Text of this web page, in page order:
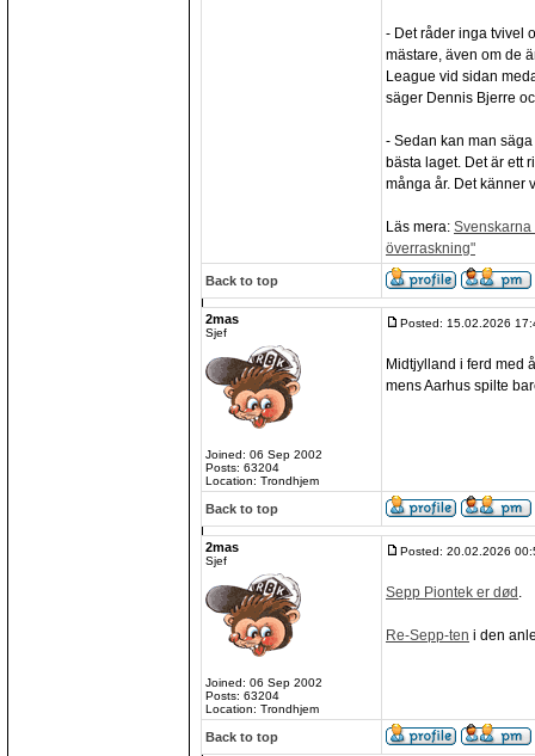
- Det råder inga tvivel
mästare, även om de
League vid sidan
säger Dennis Bjerre
- Sedan kan man
bästa laget. Det är ett
många år. Det känner
Läs mera: Svenskarna
överraskning"
Back to top
2mas
Sjef
Joined: 06 Sep 2002
Posts: 63204
Location: Trondhjem
Posted: 15.02.2026
Midtjylland i ferd med
mens Aarhus spilte
Back to top
2mas
Sjef
Joined: 06 Sep 2002
Posts: 63204
Location: Trondhjem
Posted: 20.02.2026
Sepp Piontek er død .
Re-Sepp-ten i den
Back to top